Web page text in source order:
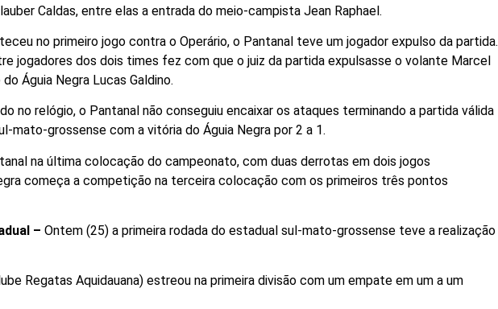
Caldas, entre elas a entrada do meio-campista Jean Raphael.
no primeiro jogo contra o Operário, o Pantanal teve um jogador expulso da partida.
jogadores dos dois times fez com que o juiz da partida expulsasse o volante Marcel
Águia Negra Lucas Galdino.
no relógio, o Pantanal não conseguiu encaixar os ataques terminando a partida válida
mato-grossense com a vitória do Águia Negra por 2 a 1.
na última colocação do campeonato, com duas derrotas em dois jogos
começa a competição na terceira colocação com os primeiros três pontos
–Ontem (25) a primeira rodada do estadual sul-mato-grossense teve a realização
Regatas Aquidauana) estreou na primeira divisão com um empate em um a um